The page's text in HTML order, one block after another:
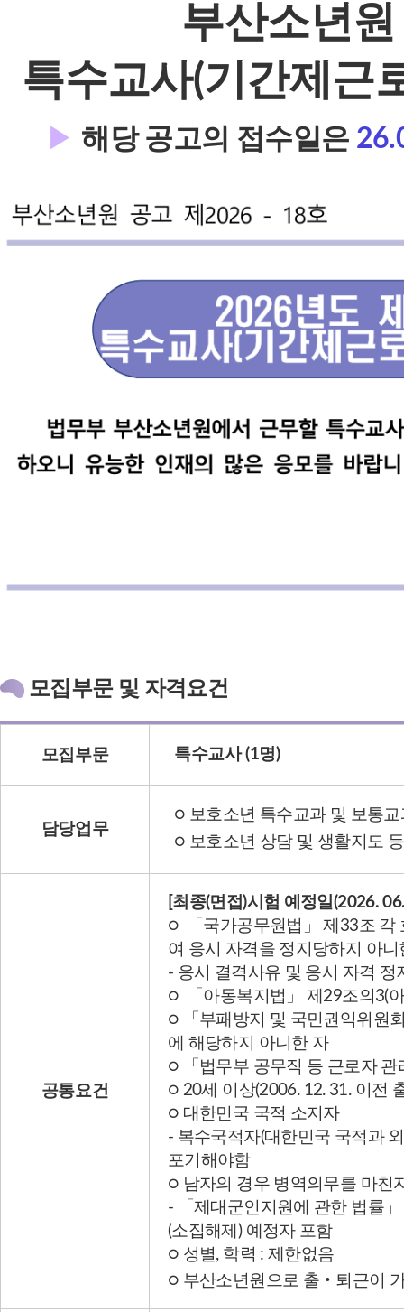
부산소년
특수교사(기간제근
▶ 해당 공고의 접수일은
모집부문 및 자격요건
모집부문 특수교사 (1명)
담당업무
○ 보호소년 특수교과 및 보통
○ 보호소년 상담 및 생활지도 등
공통요건
[최종(면접)시험 예정일(2026.
○ 「국가공무원법」 제33조 각
여 응시 자격을 정지당하지 아
- 응시 결격사유 및 응시 자격 정
○ 「아동복지법」 제29조의3(
○ 「부패방지 및 국민권익위원
에 해당하지 아니한 자
○ 「법무부 공무직 등 근로자
○ 20세 이상(2006. 12. 31. 이전
○ 대한민국 국적 소지자
- 복수국적자(대한민국 국적과
포기해야함
○ 남자의 경우 병역의무를 마친
- 「제대군인지원에 관한 법률
(소집해제) 예정자 포함
○ 성별, 학력 : 제한없음
○ 부산소년원으로 출‧퇴근이